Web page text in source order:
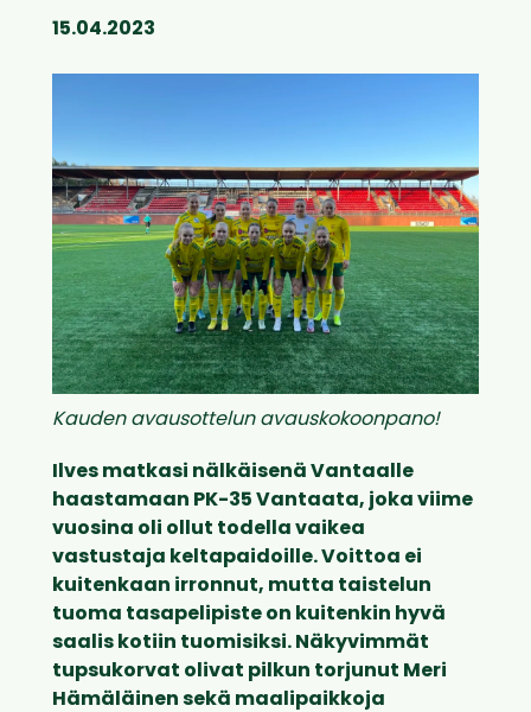
15.04.2023
Kauden avausottelun avauskokoonpano!
Ilves matkasi nälkäisenä Vantaalle
haastamaan PK-35 Vantaata, joka viime
vuosina oli ollut todella vaikea
vastustaja keltapaidoille. Voittoa ei
kuitenkaan irronnut, mutta taistelun
tuoma tasapelipiste on kuitenkin hyvä
saalis kotiin tuomisiksi. Näkyvimmät
tupsukorvat olivat pilkun torjunut Meri
Hämäläinen sekä maalipaikkoja